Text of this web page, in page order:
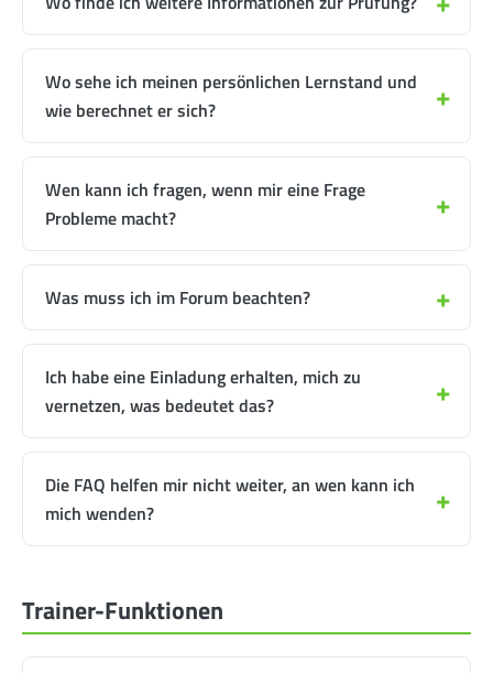
Wo sehe ich meinen persönlichen Lernstand und
wie berechnet er sich?
Wen kann ich fragen, wenn mir eine Frage
Probleme macht?
Was muss ich im Forum beachten?
Ich habe eine Einladung erhalten, mich zu
vernetzen, was bedeutet das?
Die FAQ helfen mir nicht weiter, an wen kann ich
mich wenden?
Trainer-Funktionen